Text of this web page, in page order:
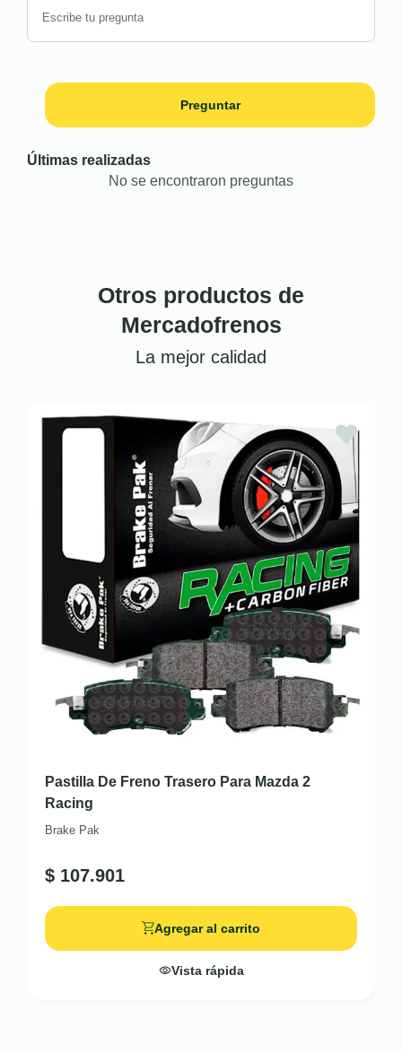
Preguntar
Últimas realizadas
No se encontraron preguntas
Otros productos de
Mercadofrenos
La mejor calidad
Pastilla De Freno Trasero Para Mazda 2
Racing
Brake Pak
$ 107.901
Agregar al carrito
Vista rápida